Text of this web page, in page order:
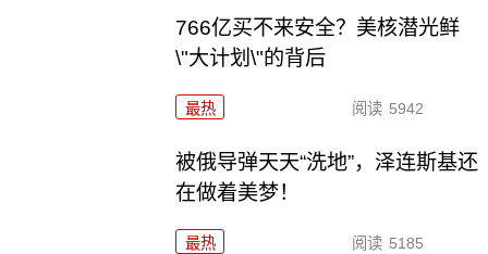
766亿买不来安全？美核潜光鲜
\"大计划\"的背后
最热 阅读 5942
被俄导弹天天“洗地”，泽连斯基还
在做着美梦！
最热 阅读 5185